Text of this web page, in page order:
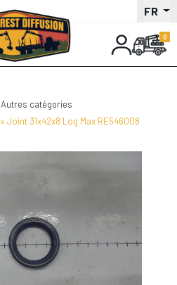
FR
Autres catégories
Joint 31x42x8 Log Max RE546008